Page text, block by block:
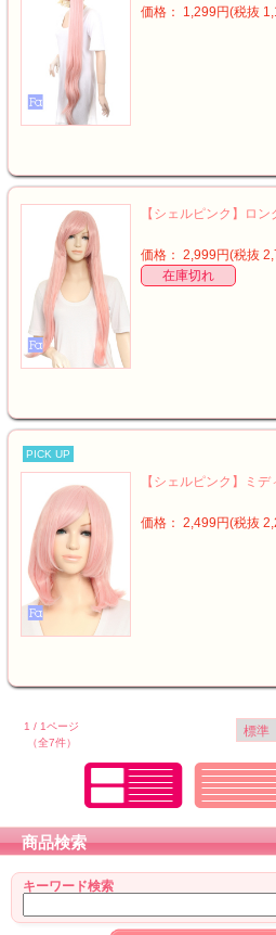
価格： 1,299円(税抜
【シェルピンク】ロ
価格： 2,999円(税抜
在庫切れ
PICK UP
【シェルピンク】ミ
価格： 2,499円(税抜
1 / 1ページ
（全7件）
商品検索
キーワード検索